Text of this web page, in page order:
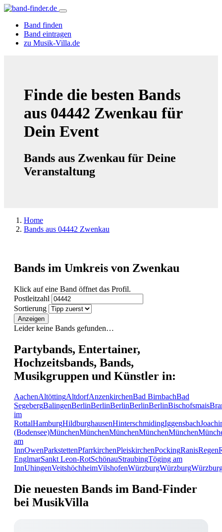
Band finden
Band eintragen
zu Musik-Villa.de
Finde die besten Bands
aus 04442 Zwenkau für
Dein Event
Bands aus Zwenkau für Deine
Veranstaltung
Home
Bands aus 04442 Zwenkau
Bands im Umkreis von Zwenkau
Klick auf eine Band öffnet das Profil.
Postleitzahl
Sortierung
Anzeigen
Leider keine Bands gefunden…
Partybands, Entertainer,
Hochzeitsbands, Bands,
Musikgruppen und Künstler in:
AachenAltöttingAltdorfAnzenkirchenBad BirnbachBad
SegebergBalingenBerlinBerlinBerlinBerlinBerlinBischofsmais
im
RottalHamburgHildburghausenHinterschmidingIggensbach
(Bodensee)MünchenMünchenMünchenMünchenMünchen
am
InnOwenParkstettenPfarrkirchenPleiskirchenPockingRanisRegen
EnglmarSankt Leon-RotSchönauStraubingTöging am
InnUhingenVeitshöchheimVilshofenWürzburgWürzburg
Die neuesten Bands im Band-Finder
bei MusikVilla